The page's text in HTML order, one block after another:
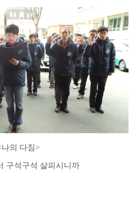
나의 다짐>
구석구석 살피시니까